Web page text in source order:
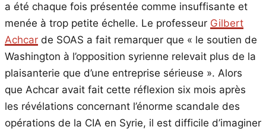
a été chaque fois présentée comme insuffisante et
menée à trop petite échelle. Le professeur Gilbert
Achcar de SOAS a fait remarquer que « le soutien de
Washington à l’opposition syrienne relevait plus de la
plaisanterie que d’une entreprise sérieuse ». Alors
que Achcar avait fait cette réflexion six mois après
les révélations concernant l’énorme scandale des
opérations de la CIA en Syrie, il est difficile d’imaginer